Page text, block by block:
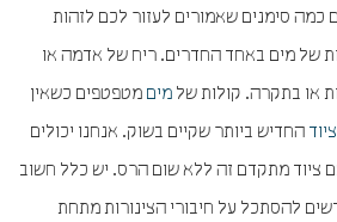
כמה סימנים שאמורים לעזור לכם לזהות
של מים באחד החדרים. ריח של אדמה או
או בתקרה. קולות של מים מטפטפים כשאין
ציוד החדיש ביותר שקיים בשוק. אנחנו יכולים
ציוד מתקדם זה ללא שום הרס. יש כלל חשוב
להסתכל על חיבורי הצינורות מתחת